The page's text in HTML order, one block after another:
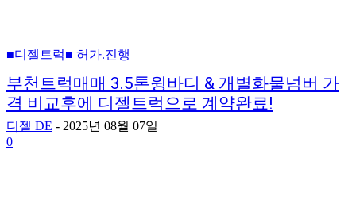
■디젤트럭■ 허가.진행
부천트럭매매 3.5톤윙바디 & 개별화물넘버 가
격 비교후에 디젤트럭으로 계약완료!
디젤 DE - 2025년 08월 07일
0